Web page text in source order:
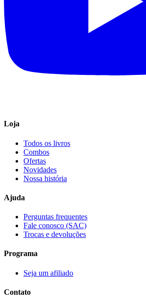
Loja
Todos os livros
Combos
Ofertas
Novidades
Nossa história
Ajuda
Perguntas frequentes
Fale conosco (SAC)
Trocas e devoluções
Programa
Seja um afiliado
Contato